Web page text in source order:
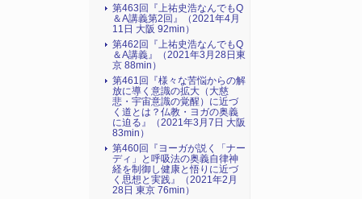
第463回『上祐史浩なんでもQ
＆A講義第2回』（2021年4月
11日 大阪 92min）
第462回『上祐史浩なんでもQ
＆A講義』（2021年3月28日東
京 88min）
第461回『様々な苦悩からの解
放に導く意識の拡大（大慈
悲・宇宙意識の覚醒）に近づ
く道とは？仏教・ヨガの奥義
に迫る』（2021年3月7日 大阪
83min）
第460回『ヨーガが説く「ナー
ディ」と呼吸法の奥義自律神
経を制御し健康と悟りに近づ
く思想と実践』（2021年2月
28日 東京 76min）